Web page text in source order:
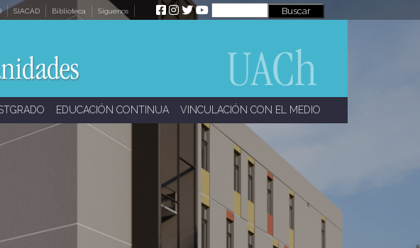
SIACAD Biblioteca Síguenos
EDUCACIÓN CONTINUA VINCULACIÓN CON EL MEDIO